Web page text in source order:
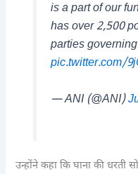
is a part of our
has over 2,500
parties
pic.twitter.com/
— ANI (@ANI)
उन्होंने कहा कि घाना की धरती